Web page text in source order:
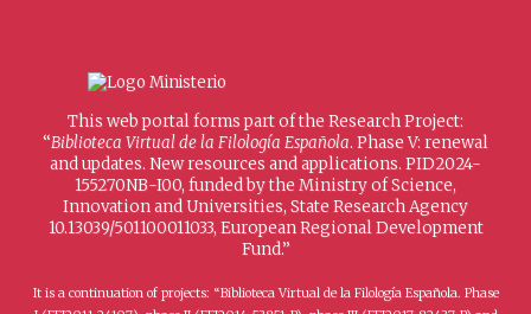
This web portal forms part of the Research Project:
“Biblioteca Virtual de la Filología Española. Phase V: renewal
and updates. New resources and applications. PID2024-
155270NB-I00, funded by the Ministry of Science,
Innovation and Universities, State Research Agency
10.13039/501100011033, European Regional Development
Fund.”
It is a continuation of projects: “Biblioteca Virtual de la Filología Española. Phase